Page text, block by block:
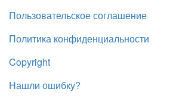
Пользовательское соглашение
Политика конфиденциальности
Copyright
Нашли ошибку?